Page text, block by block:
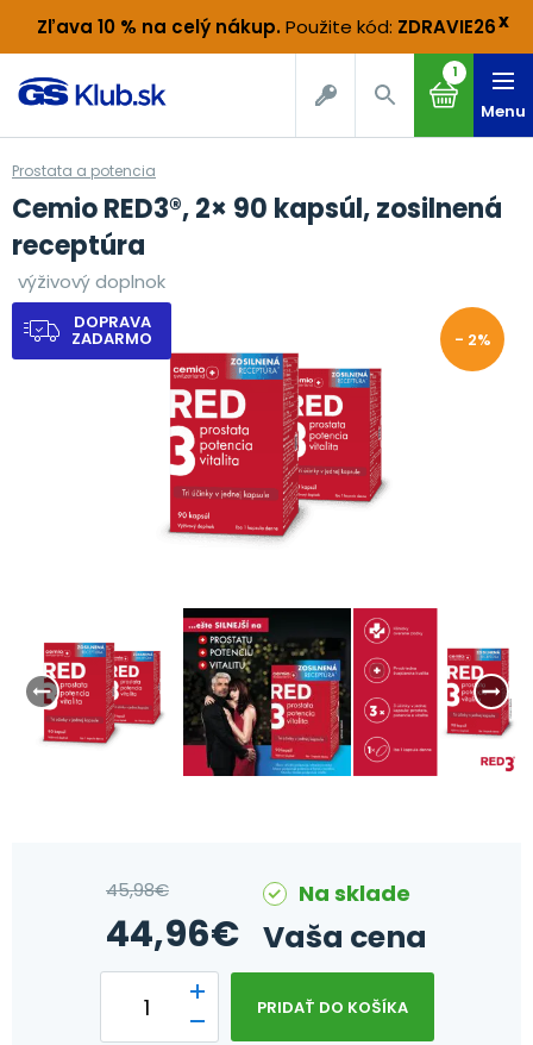
Zľava 10 % na celý nákup. Použite kód: ZDRAVIE26x
1
Menu
Prostata a potencia
Cemio RED3®, 2× 90 kapsúl, zosilnená
receptúra
výživový doplnok
DOPRAVA
ZADARMO - 2%
45,98€
44,96€
Na sklade
Vaša cena
PRIDAŤ DO KOŠÍKA